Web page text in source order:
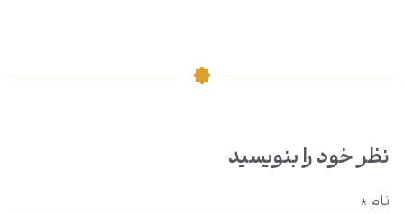
نظر خود را بنویسید
نام *